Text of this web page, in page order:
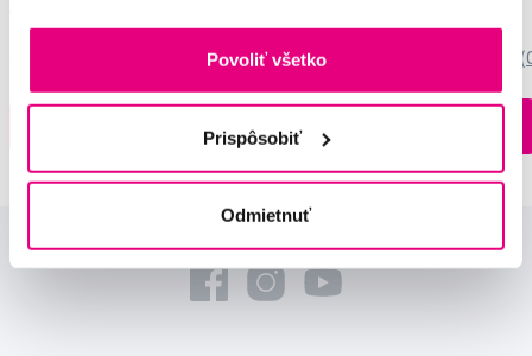
Povoliť všetko
Prispôsobiť
Odmietnuť
Ihneď v3 prodejnách